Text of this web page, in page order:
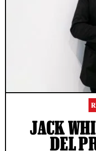
JACK
DEL